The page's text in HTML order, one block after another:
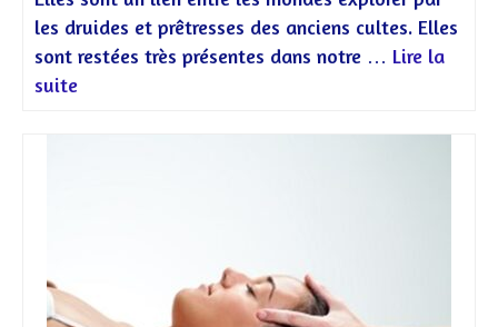
les druides et prêtresses des anciens cultes. Elles
sont restées très présentes dans notre … Lire la
suite